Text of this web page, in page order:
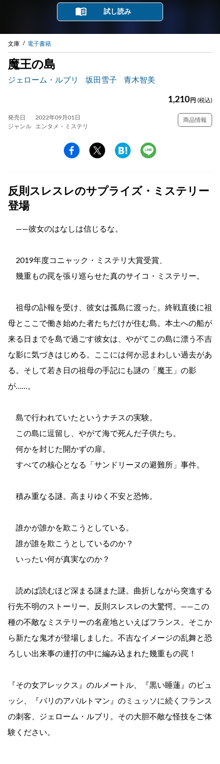
試し読み
文庫 電子書籍
魔王の島
ジェローム・ルブリ 坂田雪子 青木智美
1,210 円 (税込)
発売日
2022年09月01日
ジャンル
エンタメ・ミステリ
商品情報
反則スレスレのサプライズ・ミステリー
登場
――彼女のはなしは信じるな。
2019年度コニャック・ミステリ大賞受賞、
幾重もの罠を張り巡らせた真のサイコ・ミステリー。
祖母の訃報を受け、彼女は孤島に渡った。終戦直後に祖
母とここで働き始めた者たちだけが住む島。本土への船が
来る日までを島で過ごす彼女は、やがてこの島に漂う不吉
な影に気づきはじめる。ここには何か忌まわしい過去があ
る。そして若き日の祖母の手記にも謎の「魔王」の影
が……。
島で行われていたというナチスの実験。
この島に逗留し、やがて海で死んだ子供たち。
何かを封じた開かずの扉。
すべての核心となる「サンドリーヌの避難所」事件。
積み重なる謎。高まりゆく不安と恐怖。
誰かが誰かを欺こうとしている。
誰が誰を欺こうとしているのか？
いったい何が真実なのか？
読めば読むほど深まる謎また謎。曲折しながら突進する
行先不明のストーリー。反則スレスレの大驚愕。――この
種の不敵なミステリーの名産地といえばフランス。そこか
ら新たな鬼才が登場しました。不吉なイメージの乱舞と恐
ろしい出来事の連打の中に編み込まれた幾重もの罠！
『その女アレックス』のルメートル、『黒い睡蓮』のビュ
ッシ、『パリのアパルトマン』のミュッソに続くフランス
の刺客、ジェローム・ルブリ。その大胆不敵な怪技をご体
験ください。